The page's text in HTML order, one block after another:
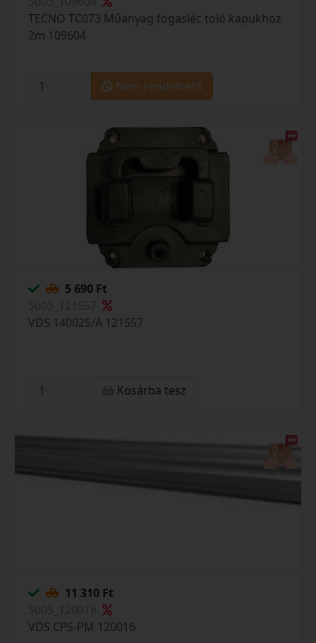
TECNO TC073 Műanyag fogasléc toló kapukhoz
2m 109604
Nem rendelhető
5 690 Ft
VDS 140025/A 121557
Kosárba tesz
11 310 Ft
VDS CPS-PM 120016